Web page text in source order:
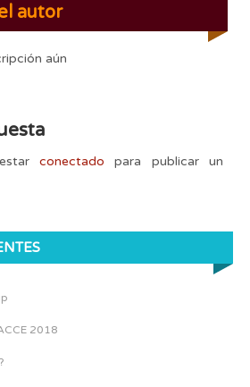
autor
aún
conectado para publicar un
2018